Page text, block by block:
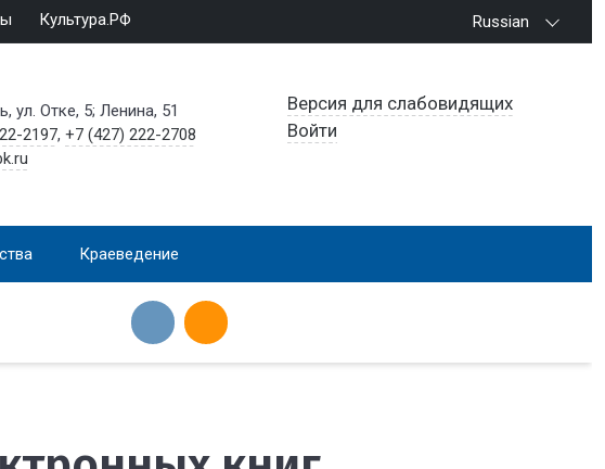
Культура.РФ Russian
ул. Отке, 5; Ленина, 51
2197,+7 (427) 222-2708
Версия для слабовидящих
Войти
Краеведение